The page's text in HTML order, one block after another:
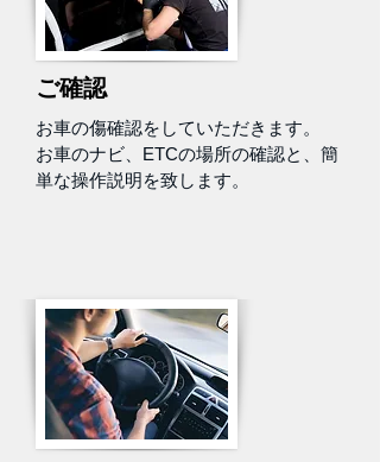
ご確認
お車の傷確認をしていただきます。
お車のナビ、ETCの場所の確認と、簡
単な操作説明を致します。